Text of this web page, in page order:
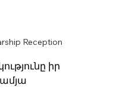
Reception
իր